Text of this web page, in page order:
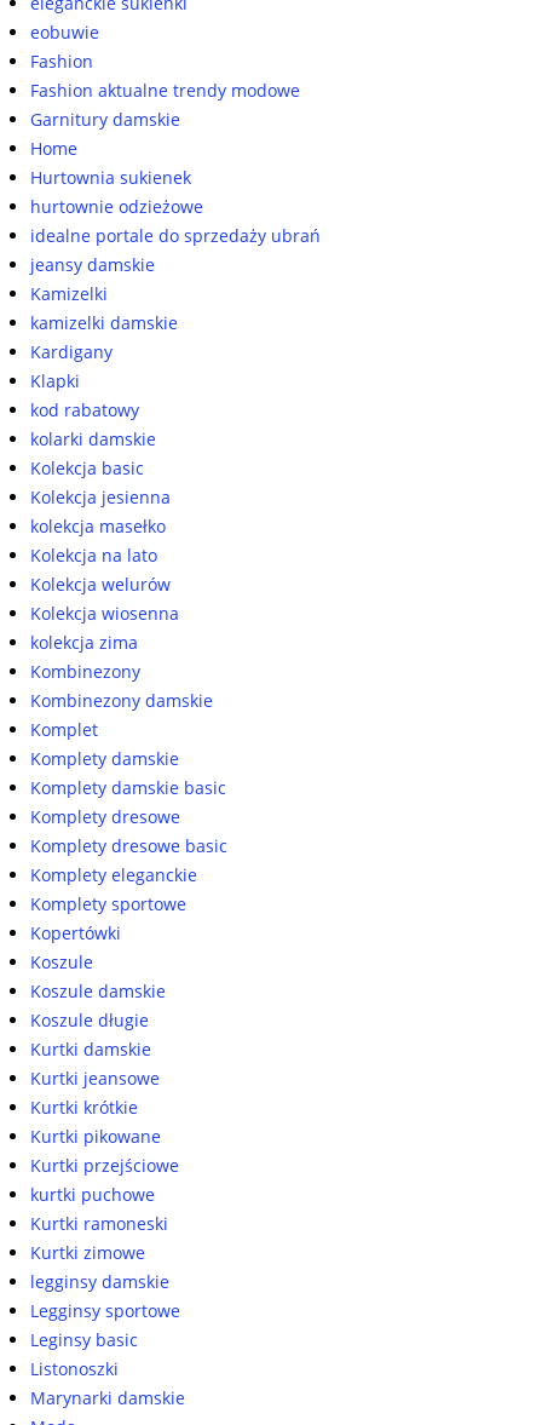
eobuwie
Fashion
Fashion aktualne trendy modowe
Garnitury damskie
Home
Hurtownia sukienek
hurtownie odzieżowe
idealne portale do sprzedaży ubrań
jeansy damskie
Kamizelki
kamizelki damskie
Kardigany
Klapki
kod rabatowy
kolarki damskie
Kolekcja basic
Kolekcja jesienna
kolekcja masełko
Kolekcja na lato
Kolekcja welurów
Kolekcja wiosenna
kolekcja zima
Kombinezony
Kombinezony damskie
Komplet
Komplety damskie
Komplety damskie basic
Komplety dresowe
Komplety dresowe basic
Komplety eleganckie
Komplety sportowe
Kopertówki
Koszule
Koszule damskie
Koszule długie
Kurtki damskie
Kurtki jeansowe
Kurtki krótkie
Kurtki pikowane
Kurtki przejściowe
kurtki puchowe
Kurtki ramoneski
Kurtki zimowe
legginsy damskie
Legginsy sportowe
Leginsy basic
Listonoszki
Marynarki damskie